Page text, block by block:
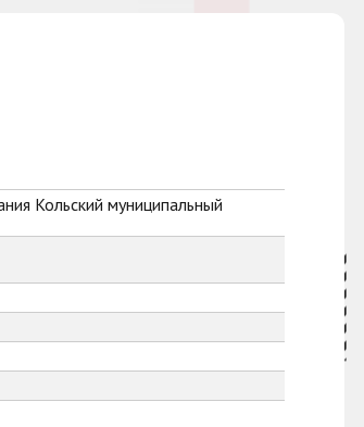
Кольский муниципальный